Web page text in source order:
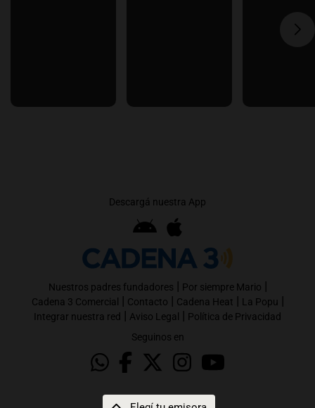
Descargá nuestra App
Nuestros padres fundadores | Por siempre Mario |
Cadena 3 Comercial | Contacto | Cadena Heat | La Popu |
Integrar nuestra red | Aviso Legal | Política de Privacidad
Seguinos en